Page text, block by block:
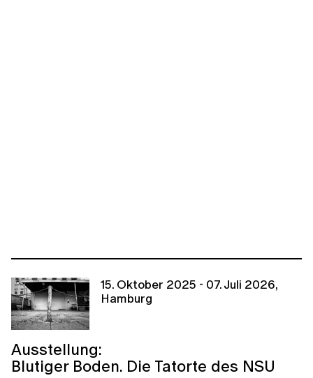
15. Oktober 2025 - 07. Juli 2026,
Hamburg
Ausstellung:
Blutiger Boden. Die Tatorte des NSU